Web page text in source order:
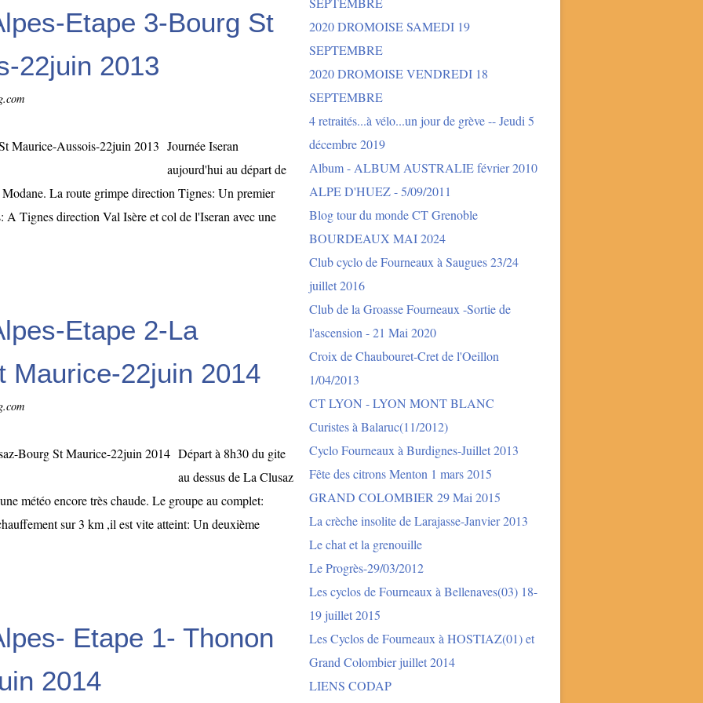
Etape 3-Bourg St
22juin 2013
Journée Iseran
aujourd'hui au départ de
La route grimpe direction Tignes: Un premier
A Tignes direction Val Isère et col de l'Iseran avec une
Etape 2-La
Maurice-22juin 2014
Départ à 8h30 du gite
au dessus de La Clusaz
météo encore très chaude. Le groupe au complet:
sur 3 km ,il est vite atteint: Un deuxième
Etape 1- Thonon
2014
2020 DROMOISE SAMEDI 19
SEPTEMBRE
2020 DROMOISE VENDREDI 18
SEPTEMBRE
4 retraités...à vélo...un jour de grève -- Jeudi 5
décembre 2019
Album - ALBUM AUSTRALIE février 2010
ALPE D'HUEZ - 5/09/2011
Blog tour du monde CT Grenoble
BOURDEAUX MAI 2024
Club cyclo de Fourneaux à Saugues 23/24
juillet 2016
Club de la Groasse Fourneaux -Sortie de
l'ascension - 21 Mai 2020
Croix de Chaubouret-Cret de l'Oeillon
1/04/2013
CT LYON - LYON MONT BLANC
Curistes à Balaruc(11/2012)
Cyclo Fourneaux à Burdignes-Juillet 2013
Fête des citrons Menton 1 mars 2015
GRAND COLOMBIER 29 Mai 2015
La crèche insolite de Larajasse-Janvier 2013
Le chat et la grenouille
Le Progrès-29/03/2012
Les cyclos de Fourneaux à Bellenaves(03) 18-
19 juillet 2015
Les Cyclos de Fourneaux à HOSTIAZ(01) et
Grand Colombier juillet 2014
LIENS CODAP